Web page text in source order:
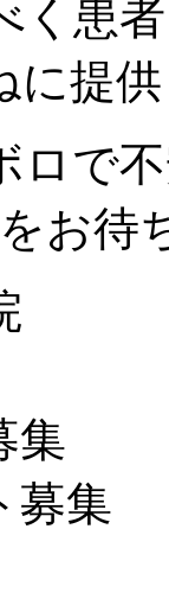
く患
に提
ロで
お待
集
募集